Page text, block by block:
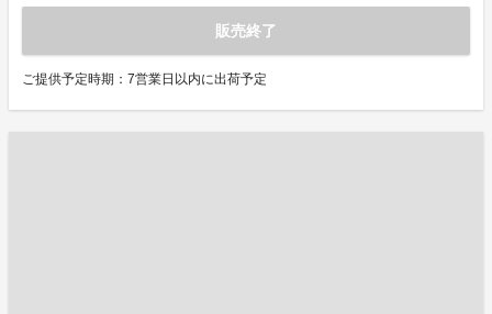
販売終了
ご提供予定時期：7営業日以内に出荷予定